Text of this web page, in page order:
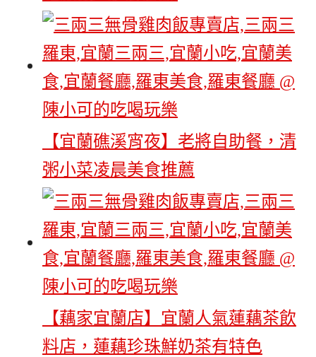
【宜蘭礁溪宵夜】老將自助餐，清
粥小菜凌晨美食推薦
【藕家宜蘭店】宜蘭人氣蓮藕茶飲
料店，蓮藕珍珠鮮奶茶有特色